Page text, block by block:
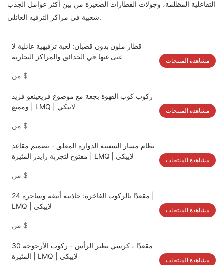
التفاعلية المظلمة، وجولات القطارات الصغيرة من بين أكثر عوامل الجذب
شعبية في مراكز الترفيه العائلي.
قطار ملون بدون قضبان: لعبة ترفيهية عائلية لا
غنى عنها في الحدائق والمراكز التجارية
$
مشاهدة المنتجات
ركوب كوب القهوة بجعة مع موضوع فريغينغو فريد
وممتع | LMQ | لاييكي
$
مشاهدة المنتجات
نظام مسار السفينة الدوارة المعلق - تصميم مقاعد
مفتوح لتجربة رايدر المثيرة | LMQ | لاييكي
$
مشاهدة المنتجات
24 مقعدًا بالركوب الفاخرة: جاذبية أنيقة وساحرة |
LMQ | لاييكي
$
مشاهدة المنتجات
30 مقعدًا ، كرسي يطير الرأس - ركوب الأرجوحة
المثيرة | LMQ | لاييكي
مشاهدة المنتجات